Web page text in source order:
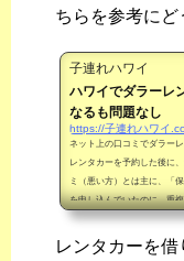
ちらを参考にど
子連れハワイ
ハワイでダラーレ
なるも問題なし
https://子連れハワイ
ネット上の口コミでダラー
レンタカーを予約した後に
ミ（悪い方）とは主に、「
を申し込んでいたのに、重
があった」という保険に関
等の悪い口コミが多かった
ート窓口へ電話で相談念の
レンタカーを借